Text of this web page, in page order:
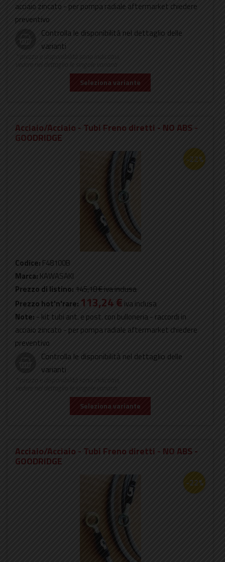
acciaio zincato - per pompa radiale aftermarket chiedere
preventivo
Controlla le disponibilità nel dettaglio delle
varianti
* prezzo e disponibilità sono indicativi,
vedere nel dettaglio le singole varianti
Seleziona variante
Acciaio/Acciaio - Tubi Freno diretti - NO ABS -
GOODRIDGE
-22%
Codice: F48100B
Marca: KAWASAKI
Prezzo di listino: 145,18 €iva inclusa
Prezzo hot'n'rare: 113,24 € iva inclusa
Note: - kit tubi ant. e post. con bulloneria - raccordi in
acciaio zincato - per pompa radiale aftermarket chiedere
preventivo
Controlla le disponibilità nel dettaglio delle
varianti
* prezzo e disponibilità sono indicativi,
vedere nel dettaglio le singole varianti
Seleziona variante
Acciaio/Acciaio - Tubi Freno diretti - NO ABS -
GOODRIDGE
-22%